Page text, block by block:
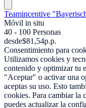
Teamincentive
Móvil in situ
40 - 100 Personas
desde$81,54p.p.
Consentimiento para
Utilizamos cookies y
contenido y optimizar tu
"Aceptar" o activar una
aceptas su uso. Esto
cookies. Para cambiar la
puedes actualizar la